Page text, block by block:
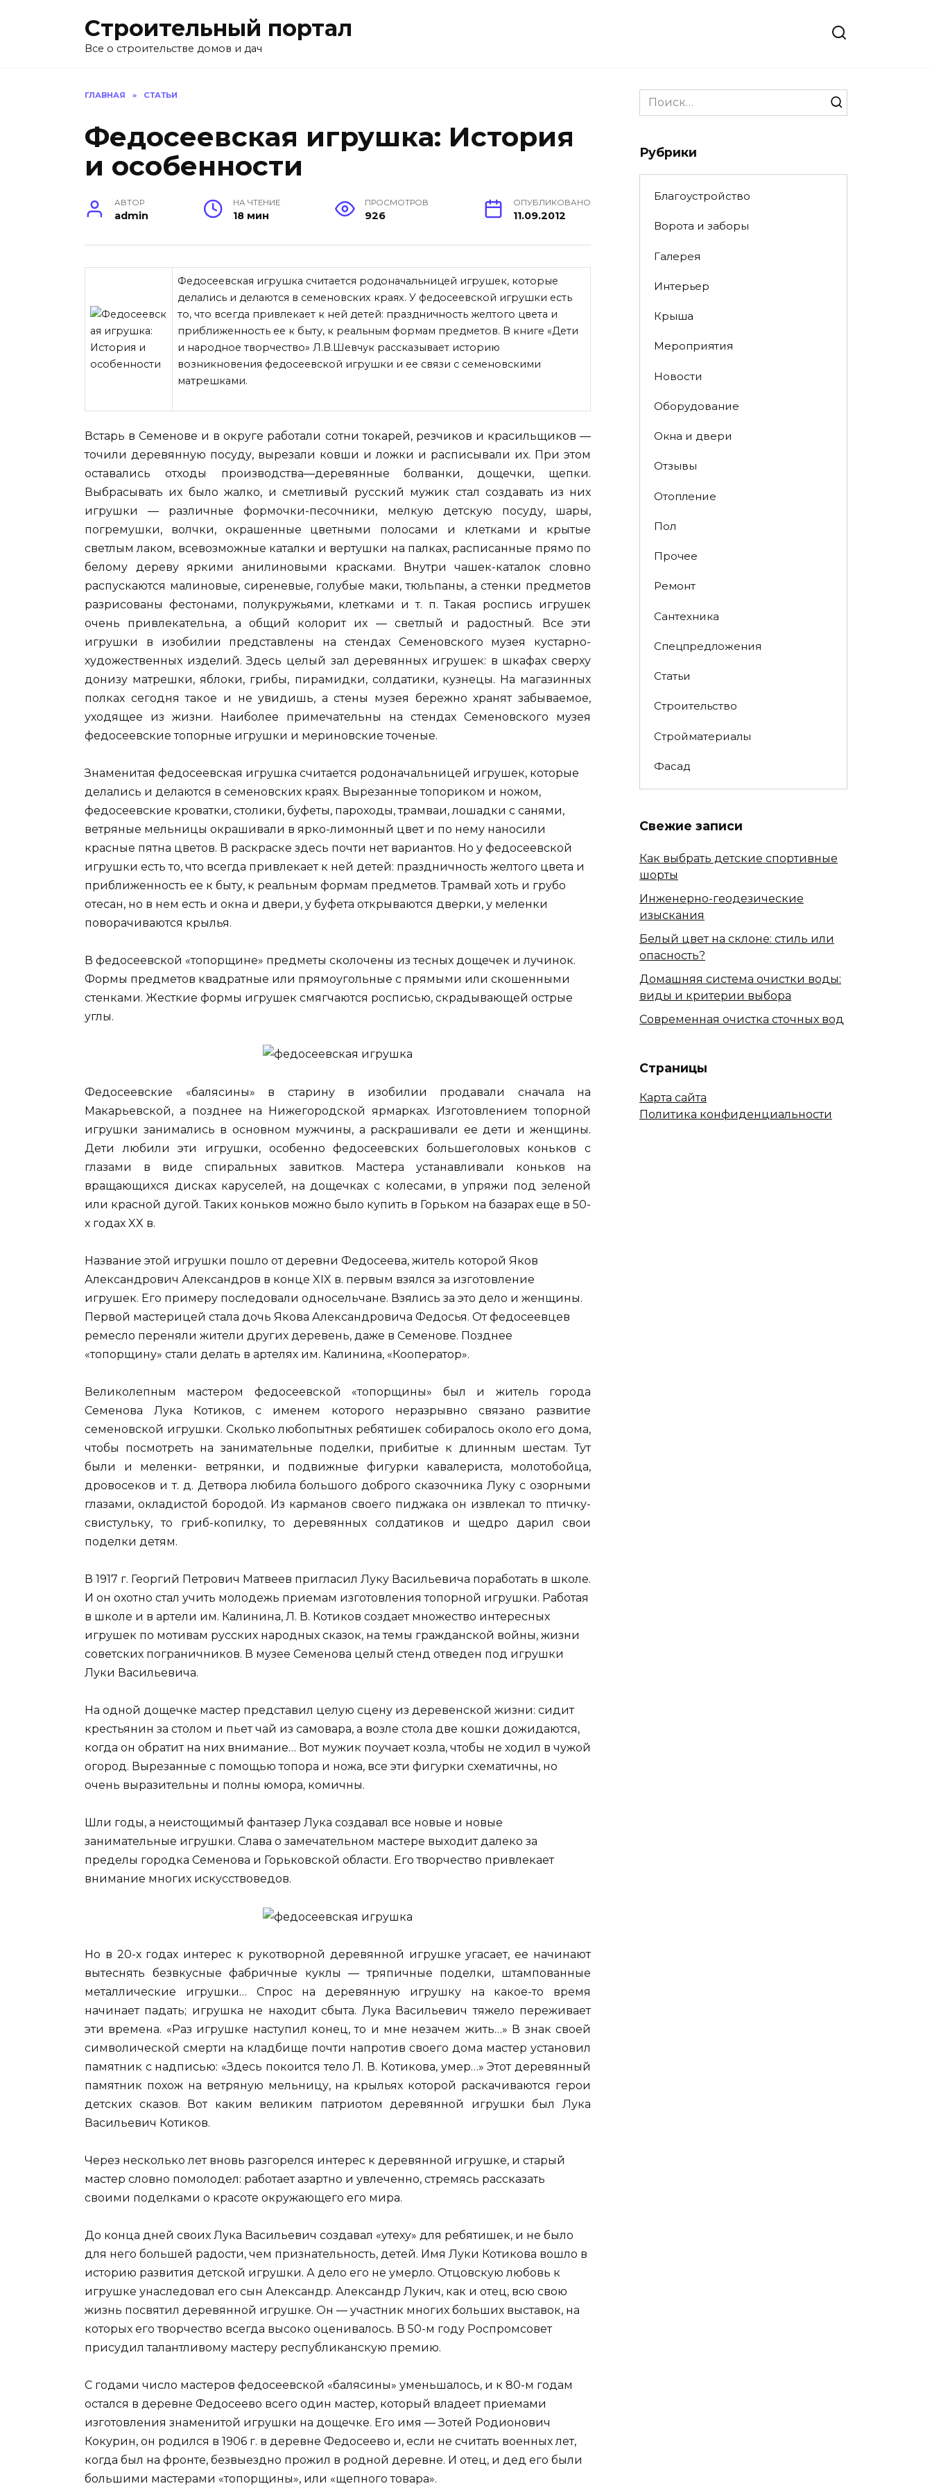
Строительный портал
Все о строительстве домов и дач
ГЛАВНАЯ » СТАТЬИ
Федосеевская игрушка: История
и особенности
АВТОР
admin
НА ЧТЕНИЕ
18 мин
ПРОСМОТРОВ
926
ОПУБЛИКОВАНО
11.09.2012
Федосеевская игрушка считается родоначальницей игрушек, которые
делались и делаются в семеновских краях. У федосеевской игрушки есть
то, что всегда привлекает к ней детей: праздничность желтого цвета и
приближенность ее к быту, к реальным формам предметов. В книге «Дети
и народное творчество» Л.В.Шевчук рассказывает историю
возникновения федосеевской игрушки и ее связи с семеновскими
матрешками.
Встарь в Семенове и в округе работали сотни токарей, резчиков и красильщиков —
точили деревянную посуду, вырезали ковши и ложки и расписывали их. При этом
оставались отходы производства—деревянные болванки, дощечки, щепки.
Выбрасывать их было жалко, и сметливый русский мужик стал создавать из них
игрушки — различные формочки-песочники, мелкую детскую посуду, шары,
погремушки, волчки, окрашенные цветными полосами и клетками и крытые
светлым лаком, всевозможные каталки и вертушки на палках, расписанные прямо по
белому дереву яркими анилиновыми красками. Внутри чашек-каталок словно
распускаются малиновые, сиреневые, голубые маки, тюльпаны, а стенки предметов
разрисованы фестонами, полукружьями, клетками и т. п. Такая роспись игрушек
очень привлекательна, а общий колорит их — светлый и радостный. Все эти
игрушки в изобилии представлены на стендах Семеновского музея кустарно-
художественных изделий. Здесь целый зал деревянных игрушек: в шкафах сверху
донизу матрешки, яблоки, грибы, пирамидки, солдатики, кузнецы. На магазинных
полках сегодня такое и не увидишь, а стены музея бережно хранят забываемое,
уходящее из жизни. Наиболее примечательны на стендах Семеновского музея
федосеевские топорные игрушки и мериновские точеные.
Знаменитая федосеевская игрушка считается родоначальницей игрушек, которые
делались и делаются в семеновских краях. Вырезанные топориком и ножом,
федосеевские кроватки, столики, буфеты, пароходы, трамваи, лошадки с санями,
ветряные мельницы окрашивали в ярко-лимонный цвет и по нему наносили
красные пятна цветов. В раскраске здесь почти нет вариантов. Но у федосеевской
игрушки есть то, что всегда привлекает к ней детей: праздничность желтого цвета и
приближенность ее к быту, к реальным формам предметов. Трамвай хоть и грубо
отесан, но в нем есть и окна и двери, у буфета открываются дверки, у меленки
поворачиваются крылья.
В федосеевской «топорщине» предметы сколочены из тесных дощечек и лучинок.
Формы предметов квадратные или прямоугольные с прямыми или скошенными
стенками. Жесткие формы игрушек смягчаются росписью, скрадывающей острые
углы.
Федосеевские «балясины» в старину в изобилии продавали сначала на
Макарьевской, а позднее на Нижегородской ярмарках. Изготовлением топорной
игрушки занимались в основном мужчины, а раскрашивали ее дети и женщины.
Дети любили эти игрушки, особенно федосеевских большеголовых коньков с
глазами в виде спиральных завитков. Мастера устанавливали коньков на
вращающихся дисках каруселей, на дощечках с колесами, в упряжи под зеленой
или красной дугой. Таких коньков можно было купить в Горьком на базарах еще в 50-
х годах XX в.
Название этой игрушки пошло от деревни Федосеева, житель которой Яков
Александрович Александров в конце XIX в. первым взялся за изготовление
игрушек. Его примеру последовали односельчане. Взялись за это дело и женщины.
Первой мастерицей стала дочь Якова Александровича Федосья. От федосеевцев
ремесло переняли жители других деревень, даже в Семенове. Позднее
«топорщину» стали делать в артелях им. Калинина, «Кооператор».
Великолепным мастером федосеевской «топорщины» был и житель города
Семенова Лука Котиков, с именем которого неразрывно связано развитие
семеновской игрушки. Сколько любопытных ребятишек собиралось около его дома,
чтобы посмотреть на занимательные поделки, прибитые к длинным шестам. Тут
были и меленки- ветрянки, и подвижные фигурки кавалериста, молотобойца,
дровосеков и т. д. Детвора любила большого доброго сказочника Луку с озорными
глазами, окладистой бородой. Из карманов своего пиджака он извлекал то птичку-
свистульку, то гриб-копилку, то деревянных солдатиков и щедро дарил свои
поделки детям.
В 1917 г. Георгий Петрович Матвеев пригласил Луку Васильевича поработать в школе.
И он охотно стал учить молодежь приемам изготовления топорной игрушки. Работая
в школе и в артели им. Калинина, Л. В. Котиков создает множество интересных
игрушек по мотивам русских народных сказок, на темы гражданской войны, жизни
советских пограничников. В музее Семенова целый стенд отведен под игрушки
Луки Васильевича.
На одной дощечке мастер представил целую сцену из деревенской жизни: сидит
крестьянин за столом и пьет чай из самовара, а возле стола две кошки дожидаются,
когда он обратит на них внимание… Вот мужик поучает козла, чтобы не ходил в чужой
огород. Вырезанные с помощью топора и ножа, все эти фигурки схематичны, но
очень выразительны и полны юмора, комичны.
Шли годы, а неистощимый фантазер Лука создавал все новые и новые
занимательные игрушки. Слава о замечательном мастере выходит далеко за
пределы городка Семенова и Горьковской области. Его творчество привлекает
внимание многих искусствоведов.
Но в 20-х годах интерес к рукотворной деревянной игрушке угасает, ее начинают
вытеснять безвкусные фабричные куклы — тряпичные поделки, штампованные
металлические игрушки… Спрос на деревянную игрушку на какое-то время
начинает падать; игрушка не находит сбыта. Лука Васильевич тяжело переживает
эти времена. «Раз игрушке наступил конец, то и мне незачем жить…» В знак своей
символической смерти на кладбище почти напротив своего дома мастер установил
памятник с надписью: «Здесь покоится тело Л. В. Котикова, умер…» Этот деревянный
памятник похож на ветряную мельницу, на крыльях которой раскачиваются герои
детских сказов. Вот каким великим патриотом деревянной игрушки был Лука
Васильевич Котиков.
Через несколько лет вновь разгорелся интерес к деревянной игрушке, и старый
мастер словно помолодел: работает азартно и увлеченно, стремясь рассказать
своими поделками о красоте окружающего его мира.
До конца дней своих Лука Васильевич создавал «утеху» для ребятишек, и не было
для него большей радости, чем признательность, детей. Имя Луки Котикова вошло в
историю развития детской игрушки. А дело его не умерло. Отцовскую любовь к
игрушке унаследовал его сын Александр. Александр Лукич, как и отец, всю свою
жизнь посвятил деревянной игрушке. Он — участник многих больших выставок, на
которых его творчество всегда высоко оценивалось. В 50-м году Роспромсовет
присудил талантливому мастеру республиканскую премию.
С годами число мастеров федосеевской «балясины» уменьшалось, и к 80-м годам
остался в деревне Федосеево всего один мастер, который владеет приемами
изготовления знаменитой игрушки на дощечке. Его имя — Зотей Родионович
Кокурин, он родился в 1906 г. в деревне Федосеево и, если не считать военных лет,
когда был на фронте, безвыездно прожил в родной деревне. И отец, и дед его были
большими мастерами «топорщины», или «щепного товара».
Search
for:
Рубрики
Благоустройство
Ворота и заборы
Галерея
Интерьер
Крыша
Мероприятия
Новости
Оборудование
Окна и двери
Отзывы
Отопление
Пол
Прочее
Ремонт
Сантехника
Спецпредложения
Статьи
Строительство
Стройматериалы
Фасад
Свежие записи
Как выбрать детские спортивные
шорты
Инженерно-геодезические
изыскания
Белый цвет на склоне: стиль или
опасность?
Домашняя система очистки воды:
виды и критерии выбора
Современная очистка сточных вод
Страницы
Карта сайта
Политика конфиденциальности